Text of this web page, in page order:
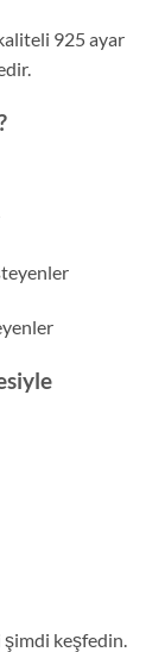
925 ayar
şimdi keşfedin.